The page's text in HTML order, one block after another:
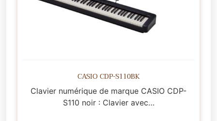
CASIO CDP-S110BK
Clavier numérique de marque CASIO CDP-
S110 noir : Clavier avec…